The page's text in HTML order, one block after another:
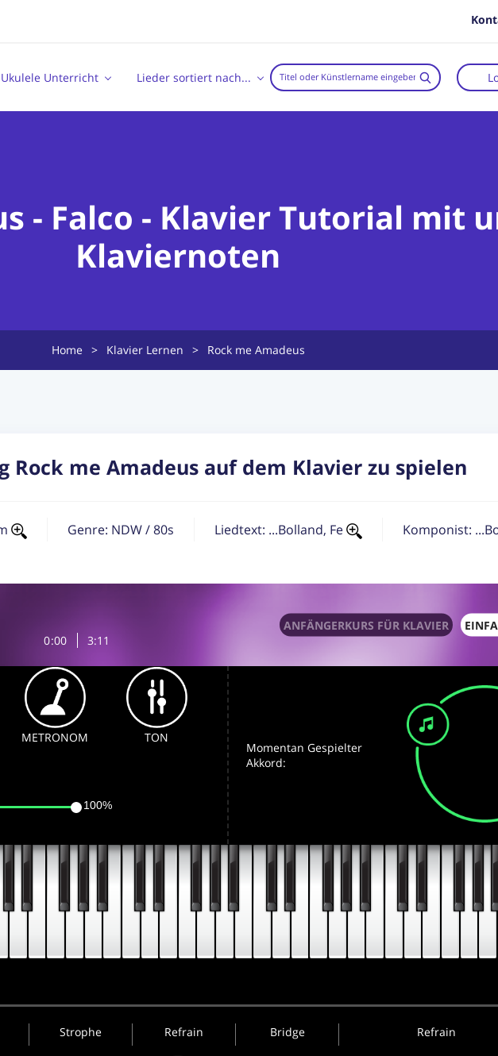
Ukulele Unterricht Lieder sortiert nach...
- Falco - Klavier Tutorial mit
Klaviernoten
Home > Klavier Lernen > Rock me Amadeus
Rock me Amadeus auf dem Klavier zu spielen
Genre: NDW / 80s Liedtext: ...Bolland, Fe Komponist:
0:00 3:11
ANFÄNGERKURS FÜR KLAVIER
METRONOM TON
100%
Momentan Gespielter
Akkord:
Strophe Refrain Bridge Refrain